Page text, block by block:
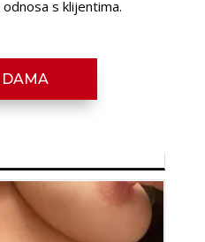
s klijentima.
DAMA
povremene
završim!